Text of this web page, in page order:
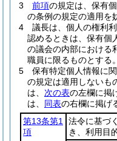
3
前項の規定は、保有
の条例の規定の適用を
4
議長は、個人の権利
認めるときは、保有個
の議会の内部における
職員に限るものとする。
5
保有特定個人情報に関
の規定は適用しないも
は、 次の表の左欄に掲
は、 同表の右欄に掲げ
第13条第1
項
法令に基づ
き、利用目